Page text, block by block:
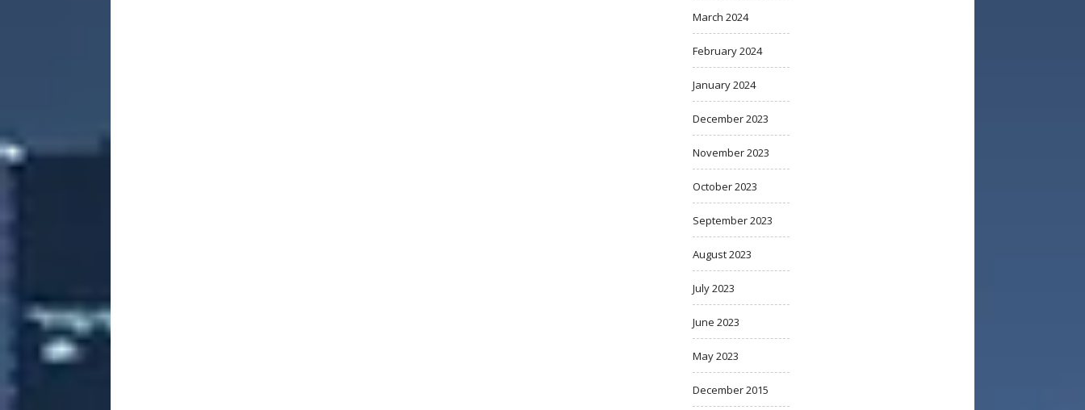
March 2024
February 2024
January 2024
December 2023
November 2023
October 2023
September 2023
August 2023
July 2023
June 2023
May 2023
December 2015